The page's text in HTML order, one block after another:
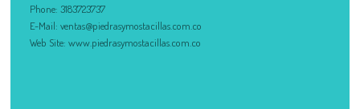
Phone: 3183723737
E-Mail: ventas@piedrasymostacillas.com.co
Web Site: www.piedrasymostacillas.com.co